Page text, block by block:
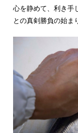
心を静めて、利き手
との真剣勝負の始ま